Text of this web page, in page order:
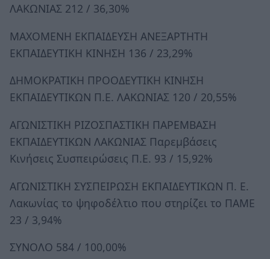
ΛΑΚΩΝΙΑΣ 212 / 36,30%
ΜΑΧΟΜΕΝΗ ΕΚΠΑΙΔΕΥΣΗ ΑΝΕΞΑΡΤΗΤΗ
ΕΚΠΑΙΔΕΥΤΙΚΗ ΚΙΝΗΣΗ 136 / 23,29%
ΔΗΜΟΚΡΑΤΙΚΗ ΠΡΟΟΔΕΥΤΙΚΗ ΚΙΝΗΣΗ
ΕΚΠΑΙΔΕΥΤΙΚΩΝ Π.Ε. ΛΑΚΩΝΙΑΣ 120 / 20,55%
ΑΓΩΝΙΣΤΙΚΗ ΡΙΖΟΣΠΑΣΤΙΚΗ ΠΑΡΕΜΒΑΣΗ
ΕΚΠΑΙΔΕΥΤΙΚΩΝ ΛΑΚΩΝΙΑΣ Παρεμβάσεις
Κινήσεις Συσπειρώσεις Π.Ε. 93 / 15,92%
ΑΓΩΝΙΣΤΙΚΗ ΣΥΣΠΕΙΡΩΣΗ ΕΚΠΑΙΔΕΥΤΙΚΩΝ Π. Ε.
Λακωνίας το ψηφοδέλτιο που στηρίζει το ΠΑΜΕ
23 / 3,94%
ΣΥΝΟΛΟ 584 / 100,00%